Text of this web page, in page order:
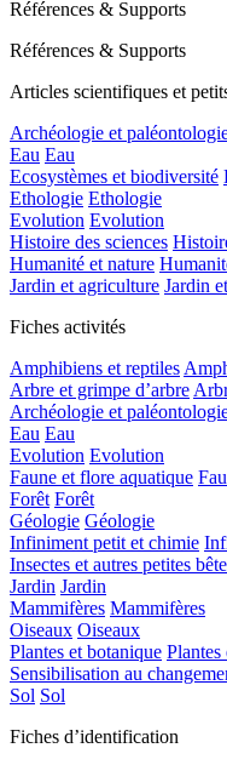
Références & Supports
Références & Supports
Articles scientifiques et
Archéologie et
Eau Eau
Ecosystèmes et biodiversité
Ethologie Ethologie
Evolution Evolution
Histoire des sciences
Humanité et nature
Jardin et agriculture Jardin
Fiches activités
Amphibiens et reptiles
Arbre et grimpe d’arbre
Archéologie et
Eau Eau
Evolution Evolution
Faune et flore aquatique
Forêt Forêt
Géologie Géologie
Infiniment petit et chimie
Insectes et autres petites
Jardin Jardin
Mammifères Mammifères
Oiseaux Oiseaux
Plantes et botanique Plantes
Sensibilisation au
Sol Sol
Fiches d’identification